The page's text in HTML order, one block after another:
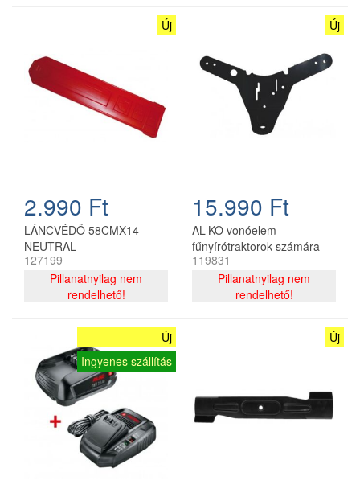
Új
2.990 Ft
LÁNCVÉDŐ 58CMX14
NEUTRAL
127199
Pillanatnyilag nem
rendelhető!
Új
15.990 Ft
AL-KO vonóelem
fűnyírótraktorok számára
119831
Pillanatnyilag nem
rendelhető!
Új
Ingyenes szállítás
Új